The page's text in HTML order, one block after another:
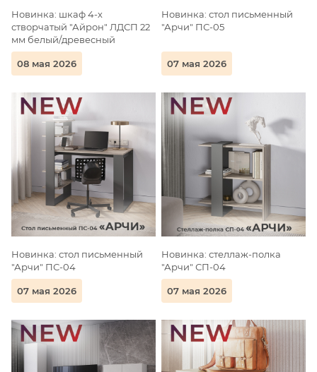
Новинка: шкаф 4-х
створчатый "Айрон" ЛДСП 22
мм белый/древесный
08 мая 2026
Новинка: стол письменный
"Арчи" ПС-05
07 мая 2026
Новинка: стол письменный
"Арчи" ПС-04
07 мая 2026
Новинка: стеллаж-полка
"Арчи" СП-04
07 мая 2026